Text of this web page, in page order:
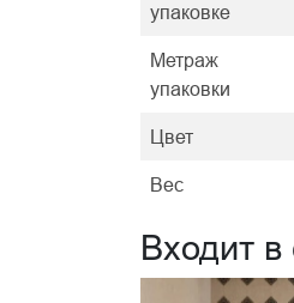
упаковке
Метраж
упаковки
Цвет
Вес
Входит